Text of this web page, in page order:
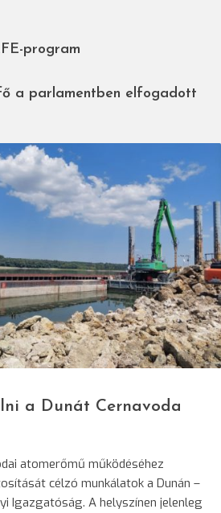
program
a parlamentben elfogadott
© Sorin Cealera/SRR
a Dunát Cernavoda
atomerőmű működéséhez
célzó munkálatok a Dunán –
Igazgatóság. A helyszínen jelenleg